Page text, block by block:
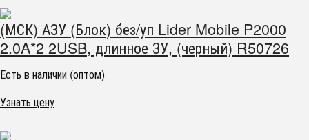
(МСК) АЗУ (Блок) без/уп Lider Mobile P2000
2.0A*2 2USB, длинное ЗУ, (черный) R50726
Есть в наличии (оптом)
Узнать цену